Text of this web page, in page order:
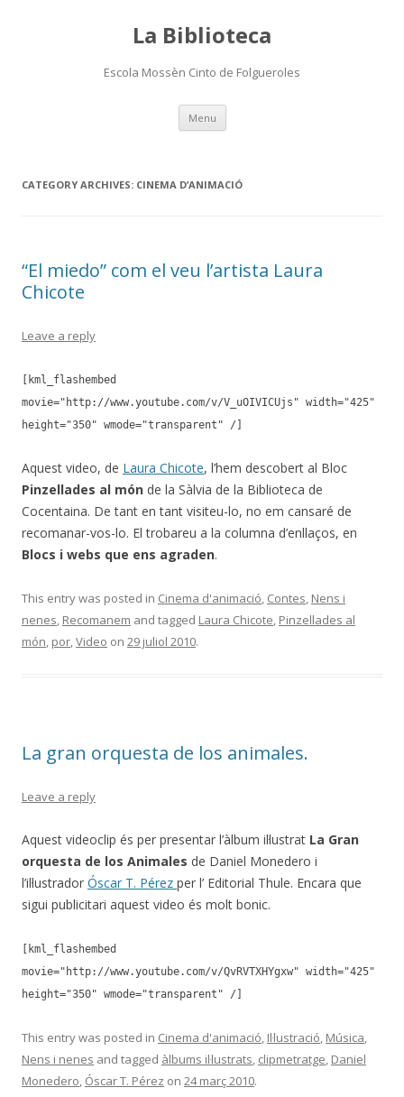
La Biblioteca
Escola Mossèn Cinto de Folgueroles
Menu Skip
content
CATEGORY ARCHIVES: CINEMA D’ANIMACIÓ
“El miedo” com el veu l’artista Laura
Chicote
Leave a reply
[kml_flashembed
movie="http://www.youtube.com/v/V_uOIVICUjs" width="425"
height="350" wmode="transparent" /]
Aquest video, de Laura Chicote, l’hem descobert al Bloc
Pinzellades al món de la Sàlvia de la Biblioteca de
Cocentaina. De tant en tant visiteu-lo, no em cansaré de
recomanar-vos-lo. El trobareu a la columna d’enllaços, en
Blocs i webs que ens agraden.
This entry was posted in Cinema d'animació, Contes, Nens i
nenes, Recomanem and tagged Laura Chicote, Pinzellades al
món, por,Video on 29 juliol 2010.
La gran orquesta de los animales.
Leave a reply
Aquest videoclip és per presentar l’àlbum il·lustrat La Gran
orquesta de los Animales de Daniel Monedero i
l’il·lustrador Óscar T. Pérez per l’ Editorial Thule. Encara que
sigui publicitari aquest video és molt bonic.
[kml_flashembed
movie="http://www.youtube.com/v/QvRVTXHYgxw" width="425"
height="350" wmode="transparent" /]
This entry was posted in Cinema d'animació, Il·lustració, Música,
Nens i nenes and tagged àlbums il·lustrats, clipmetratge, Daniel
Monedero, Óscar T. Pérez on 24 març 2010.